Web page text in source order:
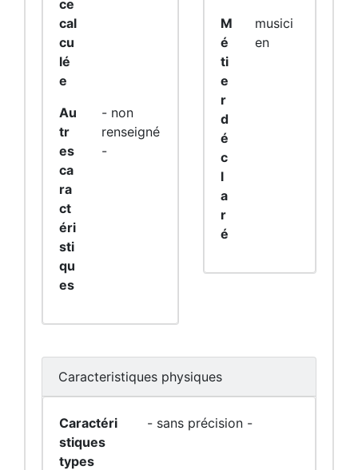
ce
cal
cu
lé
e
Au
tr
es
ca
ra
ct
éri
sti
qu
es
- non
renseigné
-
M
é
ti
e
r
d
é
c
l
a
r
é
musici
en
Caracteristiques physiques
Caractéri
stiques
types
- sans précision -